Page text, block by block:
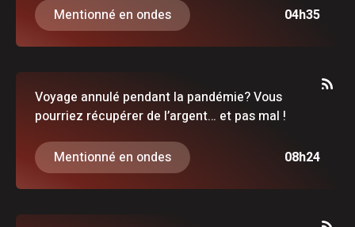
Mentionné en ondes 04h35
Voyage annulé pendant la pandémie? Vous
pourriez récupérer de l’argent… et pas mal !
Mentionné en ondes 08h24